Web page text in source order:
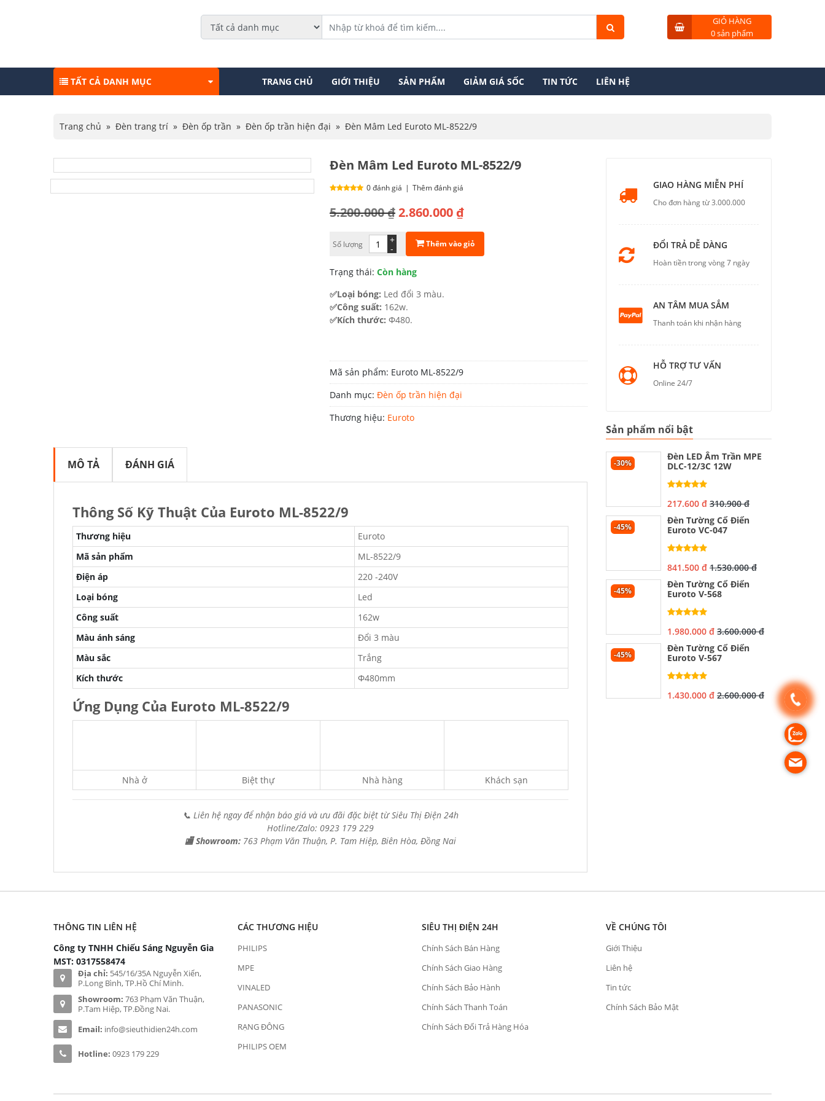
GIỎ HÀNG
0 sản phẩm
TẤT CẢ DANH MỤC TRANG CHỦ GIỚI THIỆU SẢN PHẨM GIẢM GIÁ SỐC TIN TỨC LIÊN HỆ
Trang chủ » Đèn trang trí » Đèn ốp trần » Đèn ốp trần hiện đại » Đèn Mâm Led Euroto ML-8522/9
Đèn Mâm Led Euroto ML-8522/9
0 đánh giá | Thêm đánh giá
5.200.000₫
Giá
là:
5.200.000 ₫.
2.860.000 ₫
Giá
tại
là:
2.860.000 ₫.
Số lượng -
+ Thêm vào giỏ
Trạng thái: Còn hàng
✅Loại bóng: Led đổi 3 màu.
✅Công suất: 162w.
✅Kích thước: Φ480.
Mã sản phẩm: Euroto ML-8522/9
Danh mục: Đèn ốp trần hiện đại
Thương hiệu: Euroto
MÔ TẢ ĐÁNH GIÁ
Thông Số Kỹ Thuật Của Euroto ML-8522/9
Thương hiệu
Euroto
Mã sản phẩm
ML-8522/9
Điện áp
220 -240V
Loại bóng
Led
Công suất
162w
Màu ánh sáng
Đổi 3 màu
Màu sắc
Trắng
Kích thước
Φ480mm
Ứng Dụng Của Euroto ML-8522/9
Nhà ở Biệt thự Nhà hàng Khách sạn
📞 Liên hệ ngay để nhận báo giá và ưu đãi đặc biệt từ Siêu Thị Điện 24h
Hotline/Zalo: 0923 179 229
🏬 Showroom: 763 Phạm Văn Thuận, P. Tam Hiệp, Biên Hòa, Đồng Nai
GIAO HÀNG MIỄN PHÍ
Cho đơn hàng từ 3.000.000
ĐỔI TRẢ DỄ DÀNG
Hoàn tiền trong vòng 7 ngày
AN TÂM MUA SẮM
Thanh toán khi nhận hàng
HỖ TRỢ TƯ VẤN
Online 24/7
Sản phẩm nổi bật
-30%
Đèn LED Âm Trần MPE
DLC-12/3C 12W
217.600 đ 310.900 đ
-45%
Đèn Tường Cổ Điển
Euroto VC-047
841.500 đ 1.530.000 đ
-45%
Đèn Tường Cổ Điển
Euroto V-568
1.980.000 đ 3.600.000 đ
-45%
Đèn Tường Cổ Điển
Euroto V-567
1.430.000 đ 2.600.000 đ
THÔNG TIN LIÊN HỆ
Công ty TNHH Chiếu Sáng Nguyễn Gia
MST: 0317558474
Địa chỉ: 545/16/35A Nguyễn Xiển,
P.Long Bình, TP.Hồ Chí Minh.
Showroom: 763 Phạm Văn Thuận,
P.Tam Hiệp, TP.Đồng Nai.
Email: info@sieuthidien24h.com
Hotline: 0923 179 229
CÁC THƯƠNG HIỆU
PHILIPS
MPE
VINALED
PANASONIC
RẠNG ĐÔNG
PHILIPS OEM
SIÊU THỊ ĐIỆN 24H
Chính Sách Bán Hàng
Chính Sách Giao Hàng
Chính Sách Bảo Hành
Chính Sách Thanh Toán
Chính Sách Đổi Trả Hàng Hóa
VỀ CHÚNG TÔI
Giới Thiệu
Liên hệ
Tin tức
Chính Sách Bảo Mật